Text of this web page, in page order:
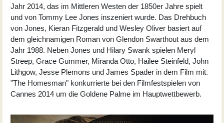
Jahr 2014, das im Mittleren Westen der 1850er Jahre spielt
und von Tommy Lee Jones inszeniert wurde. Das Drehbuch
von Jones, Kieran Fitzgerald und Wesley Oliver basiert auf
dem gleichnamigen Roman von Glendon Swarthout aus dem
Jahr 1988. Neben Jones und Hilary Swank spielen Meryl
Streep, Grace Gummer, Miranda Otto, Hailee Steinfeld, John
Lithgow, Jesse Plemons und James Spader in dem Film mit.
"The Homesman" konkurrierte bei den Filmfestspielen von
Cannes 2014 um die Goldene Palme im Hauptwettbewerb.